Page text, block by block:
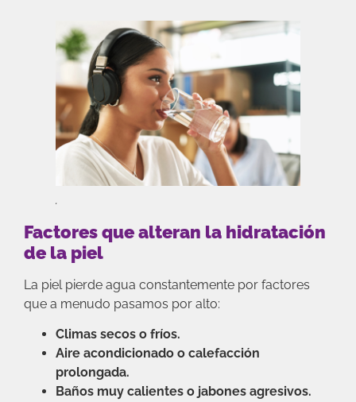
.
Factores que alteran la hidratación
de la piel
La piel pierde agua constantemente por factores
que a menudo pasamos por alto:
Climas secos o fríos.
Aire acondicionado o calefacción
prolongada.
Baños muy calientes o jabones agresivos.